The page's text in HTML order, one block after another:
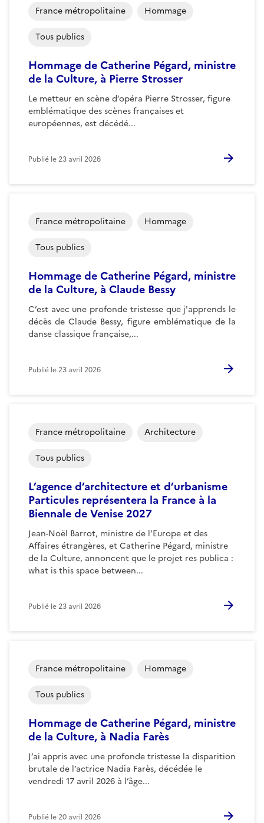
Hommage de Catherine Pégard, ministre
de la Culture, à Pierre Strosser
Le metteur en scène d’opéra Pierre Strosser, figure
emblématique des scènes françaises et
européennes, est décédé...
France métropolitaine Hommage
Tous publics
Publié le23 avril 2026
Hommage de Catherine Pégard, ministre
de la Culture, à Claude Bessy
C’est avec une profonde tristesse que j'apprends le
décès de Claude Bessy, figure emblématique de la
danse classique française,...
France métropolitaine Hommage
Tous publics
Publié le23 avril 2026
L’agence d’architecture et d’urbanisme
Particules représentera la France à la
Biennale de Venise 2027
Jean-Noël Barrot, ministre de l’Europe et des
Affaires étrangères, et Catherine Pégard, ministre
de la Culture, annoncent que le projet res publica :
what is this space between...
France métropolitaine Architecture
Tous publics
Publié le23 avril 2026
Hommage de Catherine Pégard, ministre
de la Culture, à Nadia Farès
J’ai appris avec une profonde tristesse la disparition
brutale de l’actrice Nadia Farès, décédée le
vendredi 17 avril 2026 à l’âge...
France métropolitaine Hommage
Tous publics
Publié le20 avril 2026